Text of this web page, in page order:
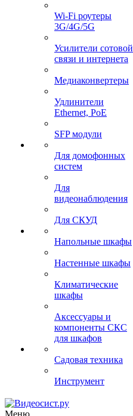
Wi-Fi роутеры
3G/4G/5G
Усилители сотовой
связи и интернета
Медиаконвертеры
Удлинители
Ethernet, PoE
SFP модули
Для домофонных
систем
Для
видеонаблюдения
Для СКУД
Напольные шкафы
Настенные шкафы
Климатические
шкафы
Аксессуары и
компоненты СКС
для шкафов
Садовая техника
Инструмент
Меню